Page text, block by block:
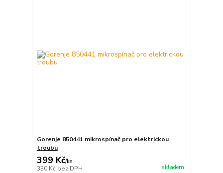
Gorenje 850441 mikrospínač pro elektrickou
troubu
399 Kč/ks
330 Kč bez DPH skladem